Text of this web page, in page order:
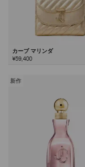
カーブ マリンダ
¥59,400
新作